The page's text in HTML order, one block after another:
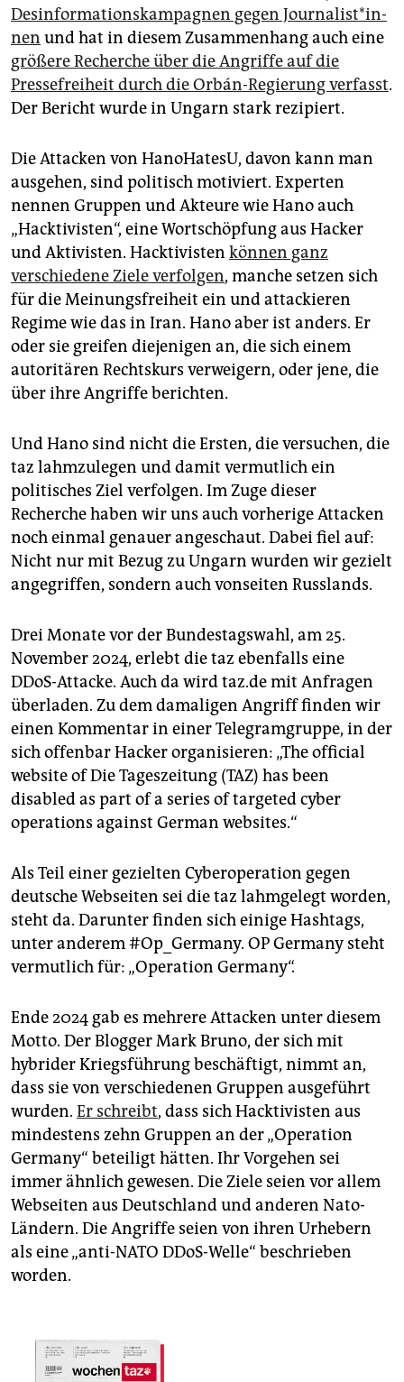
Desinformationskampagnen gegen Jour­na­lis­t*in­
nen und hat in diesem Zusammenhang auch eine
größere Recherche über die Angriffe auf die
Pressefreiheit durch die Orbán-Regierung verfasst.
Der Bericht wurde in Ungarn stark rezipiert.
Die Attacken von HanoHatesU, davon kann man
ausgehen, sind politisch motiviert. Experten
nennen Gruppen und Akteure wie Hano auch
„Hacktivisten“, eine Wortschöpfung aus Hacker
und Aktivisten. Hacktivisten können ganz
verschiedene Ziele verfolgen, manche setzen sich
für die Meinungsfreiheit ein und attackieren
Regime wie das in Iran. Hano aber ist anders. Er
oder sie greifen diejenigen an, die sich einem
autoritären Rechtskurs verweigern, oder jene, die
über ihre Angriffe berichten.
Und Hano sind nicht die Ersten, die versuchen, die
taz lahmzulegen und damit vermutlich ein
politisches Ziel verfolgen. Im Zuge dieser
Recherche haben wir uns auch vorherige Attacken
noch einmal genauer angeschaut. Dabei fiel auf:
Nicht nur mit Bezug zu Ungarn wurden wir gezielt
angegriffen, sondern auch vonseiten Russlands.
Drei Monate vor der Bundestagswahl, am 25.
November 2024, erlebt die taz ebenfalls eine
DDoS-Attacke. Auch da wird taz.de mit Anfragen
überladen. Zu dem damaligen Angriff finden wir
einen Kommentar in einer Telegramgruppe, in der
sich offenbar Hacker organisieren: „The official
website of Die Tageszeitung (TAZ) has been
disabled as part of a series of targeted cyber
operations against German websites.“
Als Teil einer gezielten Cyberoperation gegen
deutsche Webseiten sei die taz lahmgelegt worden,
steht da. Darunter finden sich einige Hashtags,
unter anderem #Op_Germany. OP Germany steht
vermutlich für: „Operation Germany“.
Ende 2024 gab es mehrere Attacken unter diesem
Motto. Der Blogger Mark Bruno, der sich mit
hybrider Kriegsführung beschäftigt, nimmt an,
dass sie von verschiedenen Gruppen ausgeführt
wurden. Er schreibt, dass sich Hacktivisten aus
mindestens zehn Gruppen an der „Operation
Germany“ beteiligt hätten. Ihr Vorgehen sei
immer ähnlich gewesen. Die Ziele seien vor allem
Webseiten aus Deutschland und anderen Nato-
Ländern. Die Angriffe seien von ihren Urhebern
als eine „anti-NATO DDoS-Welle“ beschrieben
worden.